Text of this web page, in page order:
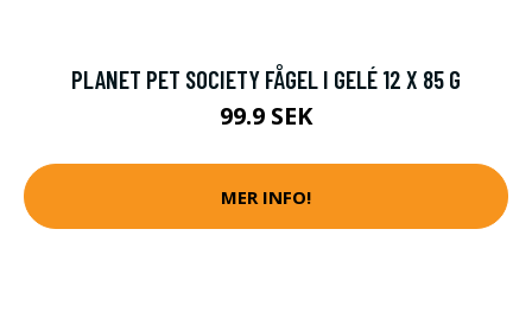
PLANET PET SOCIETY FÅGEL I GELÉ 12 X 85 G
99.9 SEK
MER INFO!